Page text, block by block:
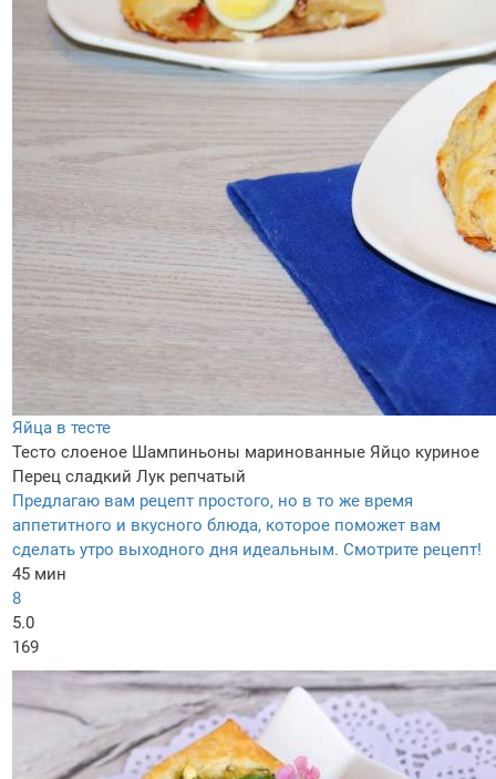
Яйца в тесте
Тесто слоеное Шампиньоны маринованные Яйцо куриное
Перец сладкий Лук репчатый
Предлагаю вам рецепт простого, но в то же время
аппетитного и вкусного блюда, которое поможет вам
сделать утро выходного дня идеальным. Смотрите рецепт!
45 мин
8
5.0
169